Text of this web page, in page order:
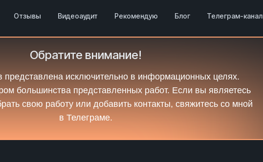
Отзывы Видеоаудит Рекомендую Блог Телеграм-канал
Обратите внимание!
представлена исключительно в информационных целях.
большинства представленных работ. Если вы являетесь
свою работу или добавить контакты, свяжитесь со мной
в Телеграме.